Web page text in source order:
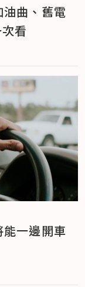
曲、舊電
看
一邊開車